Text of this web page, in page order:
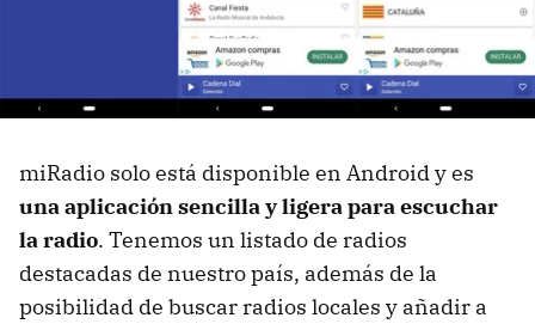
miRadio solo está disponible en Android y es
una aplicación sencilla y ligera para escuchar
la radio. Tenemos un listado de radios
destacadas de nuestro país, además de la
posibilidad de buscar radios locales y añadir a